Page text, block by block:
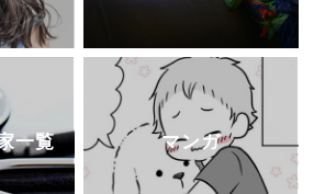
一覧 マンガ